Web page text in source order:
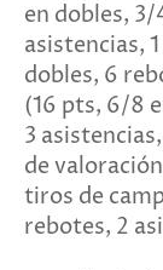
en dobles,
asistencias,
dobles, 6
(16 pts, 6/8
3
de
tiros de
rebotes, 2